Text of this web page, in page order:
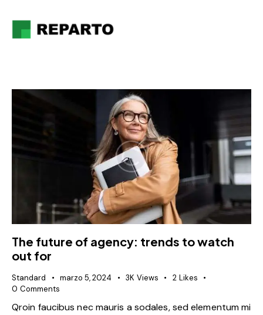
The future of agency: trends to watch
out for
Standard marzo 5, 2024 3K Views 2 Likes
0 Comments
Qroin faucibus nec mauris a sodales, sed elementum mi